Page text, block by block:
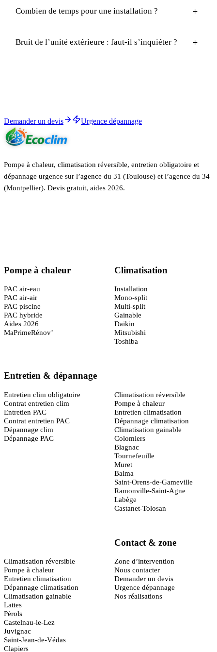
Combien de temps pour une installation ? +
Bruit de l’unité extérieure : faut-il s’inquiéter ? +
Demander un devis Urgence dépannage
Pompe à chaleur, climatisation réversible, entretien obligatoire et
dépannage urgence sur l’agence du 31 (Toulouse) et l’agence du 34
(Montpellier). Devis gratuit, aides 2026.
Pompe à chaleur
PAC air-eau
PAC air-air
PAC piscine
PAC hybride
Aides 2026
MaPrimeRénov’
Climatisation
Installation
Mono-split
Multi-split
Gainable
Daikin
Mitsubishi
Toshiba
Entretien & dépannage
Entretien clim obligatoire
Contrat entretien clim
Entretien PAC
Contrat entretien PAC
Dépannage clim
Dépannage PAC
Climatisation réversible
Pompe à chaleur
Entretien climatisation
Dépannage climatisation
Climatisation gainable
Colomiers
Blagnac
Tournefeuille
Muret
Balma
Saint-Orens-de-Gameville
Ramonville-Saint-Agne
Labège
Castanet-Tolosan
Climatisation réversible
Pompe à chaleur
Entretien climatisation
Dépannage climatisation
Climatisation gainable
Lattes
Pérols
Castelnau-le-Lez
Juvignac
Saint-Jean-de-Védas
Clapiers
Contact & zone
Zone d’intervention
Nous contacter
Demander un devis
Urgence dépannage
Nos réalisations